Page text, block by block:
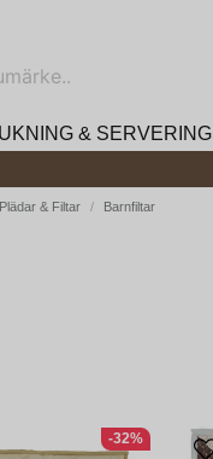
& SERVERING
Plädar & Filtar Barnfiltar
-32%